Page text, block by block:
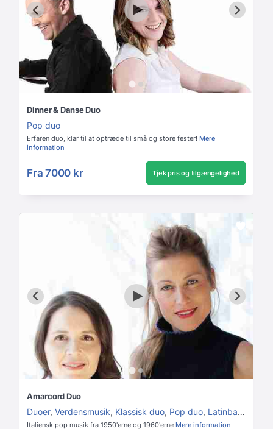
Dinner & Danse Duo
Pop duo
Erfaren duo, klar til at optræde til små og store fester! Mere
information
Fra 7000 kr Tjek pris og tilgængelighed
Amarcord Duo
Duoer, Verdensmusik, Klassisk duo, Pop duo, Latinband
Italiensk pop musik fra 1950'erne og 1960'erne Mere information